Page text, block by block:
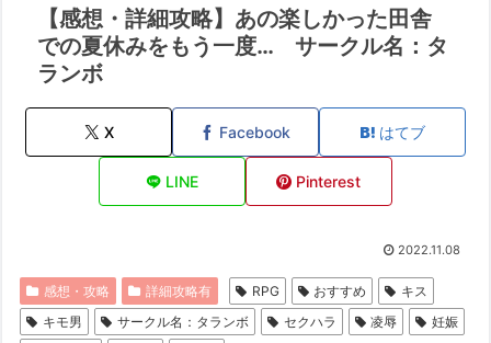
【感想・詳細攻略】あの楽しかった田舎
での夏休みをもう一度… サークル名：タ
ランボ
X Facebook はてブ
LINE Pinterest
2022.11.08
感想・攻略 詳細攻略有 RPG おすすめ
キス
キモ男
サークル名：タランボ セクハラ 凌辱
妊娠